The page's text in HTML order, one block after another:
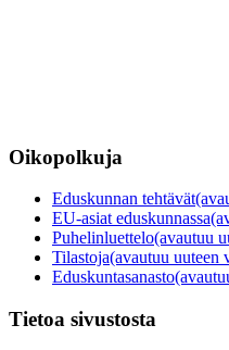
Oikopolkuja
Eduskunnan tehtävät
EU-asiat eduskunnassa
Puhelinluettelo(avautuu
Tilastoja(avautuu uuteen
Eduskuntasanasto
Tietoa sivustosta